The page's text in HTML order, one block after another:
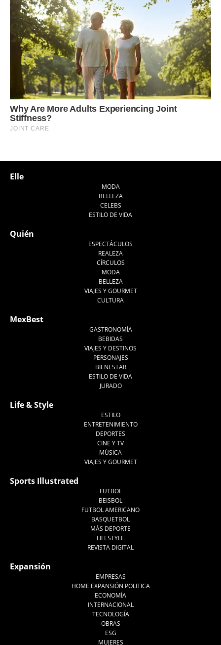
Elle
MODA
BELLEZA
CELEBS
ESTILO DE VIDA
Quién
ESPECTÁCULOS
REALEZA
CÍRCULOS
MODA
BELLEZA
VIAJES Y GOURMET
CULTURA
MexBest
GASTRONOMÍA
BEBIDAS
VIAJES Y DESTINOS
PERSONAJES
BIENESTAR
ESTILO DE VIDA
JURADO
Life & Style
ESTILO
ENTRETENIMIENTO
DEPORTES
CINE Y TV
MÚSICA
VIAJES Y GOURMET
Sports Illustrated
FUTBOL
BEISBOL
FUTBOL AMERICANO
BASQUETBOL
MÁS DEPORTE
LIFESTYLE
REVISTA DIGITAL
Expansión
EMPRESAS
HOME EXPANSIÓN POLITICA
ECONOMÍA
INTERNACIONAL
TECNOLOGÍA
OBRAS
ESG
MUJERES